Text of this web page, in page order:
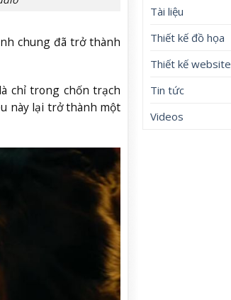
chung đã trở thành
chỉ trong chốn trạch
này lại trở thành một
Tài liệu
Thiết kế đồ họa
Thiết kế website
Tin tức
Videos